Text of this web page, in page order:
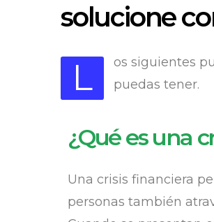
solucione
L
os siguientes
puedas tener.
¿Qué es una
Una crisis financiera
personas también